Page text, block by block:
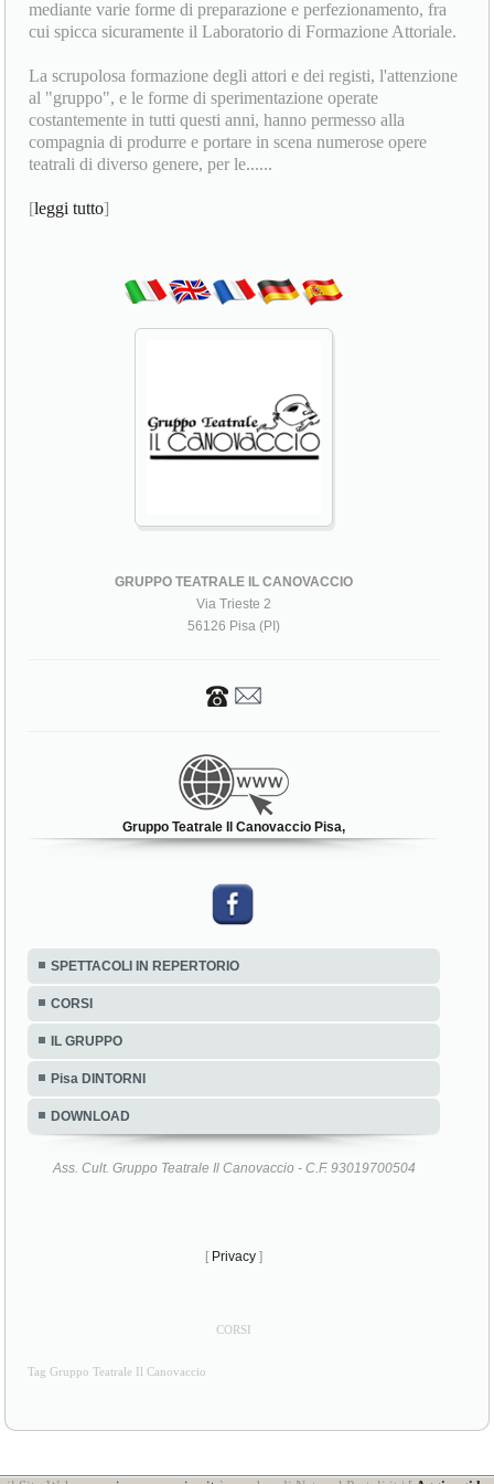
mediante varie forme di preparazione e perfezionamento, fra
cui spicca sicuramente il Laboratorio di Formazione Attoriale.
La scrupolosa formazione degli attori e dei registi, l'attenzione
al "gruppo", e le forme di sperimentazione operate
costantemente in tutti questi anni, hanno permesso alla
compagnia di produrre e portare in scena numerose opere
teatrali di diverso genere, per le......
[leggi tutto]
GRUPPO TEATRALE IL CANOVACCIO
Via Trieste 2
56126 Pisa (PI)
Gruppo Teatrale Il Canovaccio Pisa,
SPETTACOLI IN REPERTORIO
CORSI
IL GRUPPO
Pisa DINTORNI
DOWNLOAD
Ass. Cult. Gruppo Teatrale Il Canovaccio - C.F. 93019700504
[ Privacy ]
CORSI
Tag Gruppo Teatrale Il Canovaccio